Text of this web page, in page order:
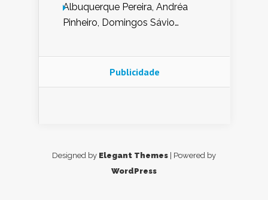
Albuquerque Pereira, Andréa
Pinheiro, Domingos Sávio
Nunes de Sena, Fátima Peixoto,
Glória Pereira, Kátia Mesel,
Publicidade
Designed by Elegant Themes | Powered by
WordPress